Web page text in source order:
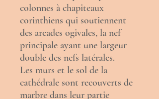
colonnes à chapiteaux
corinthiens qui soutiennent
des arcades ogivales, la nef
principale ayant une largeur
double des nefs latérales.
Les murs et le sol de la
cathédrale sont recouverts de
marbre dans leur partie